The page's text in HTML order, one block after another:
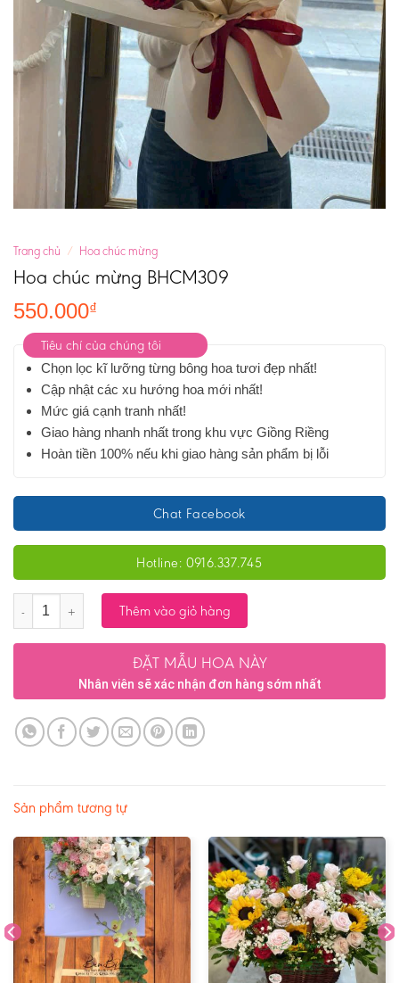
Trang chủ / Hoa chúc mừng
Hoa chúc mừng BHCM309
550.000₫
Tiêu chí của chúng tôi
Chọn lọc kĩ lưỡng từng bông hoa tươi đẹp nhất!
Cập nhật các xu hướng hoa mới nhất!
Mức giá cạnh tranh nhất!
Giao hàng nhanh nhất trong khu vực Giồng Riềng
Hoàn tiền 100% nếu khi giao hàng sản phẩm bị lỗi
Chat Facebook
Hotline: 0916.337.745
Số lượng Thêm vào giỏ hàng
ĐẶT MẪU HOA NÀY
Nhân viên sẽ xác nhận đơn hàng sớm nhất
Sản phẩm tương tự